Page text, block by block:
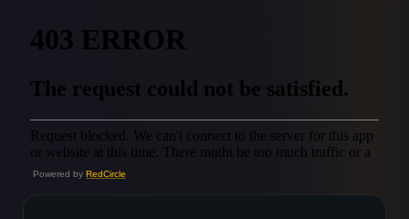
Powered by RedCircle